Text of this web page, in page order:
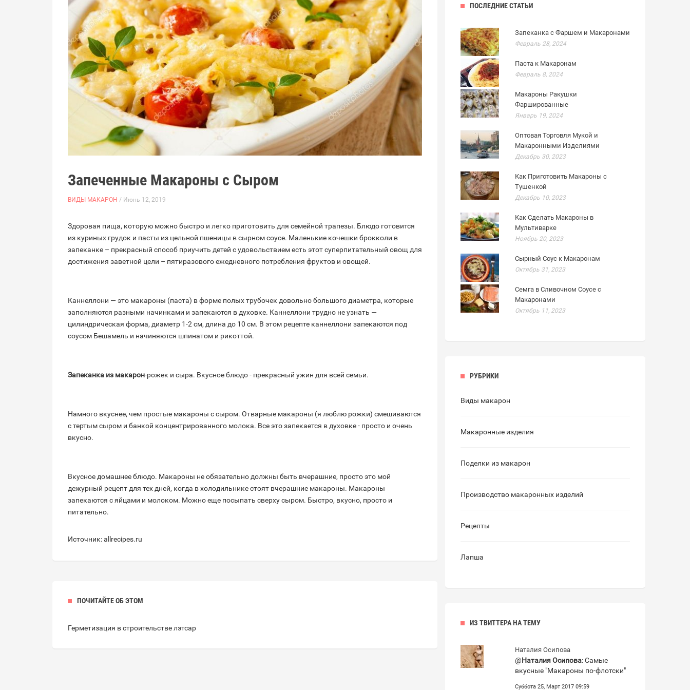
Запеченные Макароны с Сыром
ВИДЫ МАКАРОН / Июнь 12, 2019
Здоровая пища, которую можно быстро и легко приготовить для семейной трапезы. Блюдо готовится
из куриных грудок и пасты из цельной пшеницы в сырном соусе. Маленькие кочешки брокколи в
запеканке – прекрасный способ приучить детей с удовольствием есть этот суперпитательный овощ для
достижения заветной цели – пятиразового ежедневного потребления фруктов и овощей.
Каннеллони — это макароны (паста) в форме полых трубочек довольно большого диаметра, которые
заполняются разными начинками и запекаются в духовке. Каннеллони трудно не узнать —
цилиндрическая форма, диаметр 1-2 см, длина до 10 см. В этом рецепте каннеллони запекаются под
соусом Бешамель и начиняются шпинатом и рикоттой.
Запеканка из макарон-рожек и сыра. Вкусное блюдо - прекрасный ужин для всей семьи.
Намного вкуснее, чем простые макароны с сыром. Отварные макароны (я люблю рожки) смешиваются
с тертым сыром и банкой концентрированного молока. Все это запекается в духовке - просто и очень
вкусно.
Вкусное домашнее блюдо. Макароны не обязательно должны быть вчерашние, просто это мой
дежурный рецепт для тех дней, когда в холодильнике стоят вчерашние макароны. Макароны
запекаются с яйцами и молоком. Можно еще посыпать сверху сыром. Быстро, вкусно, просто и
питательно.
Источник: allrecipes.ru
ПОЧИТАЙТЕ ОБ ЭТОМ
Герметизация в строительстве лэтсар
ПОСЛЕДНИЕ СТАТЬИ
Запеканка с Фаршем и Макаронами
Февраль 28, 2024
Паста к Макаронам
Февраль 8, 2024
Макароны Ракушки
Фаршированные
Январь 19, 2024
Оптовая Торговля Мукой и
Макаронными Изделиями
Декабрь 30, 2023
Как Приготовить Макароны с
Тушенкой
Декабрь 10, 2023
Как Сделать Макароны в
Мультиварке
Ноябрь 20, 2023
Сырный Соус к Макаронам
Октябрь 31, 2023
Семга в Сливочном Соусе с
Макаронами
Октябрь 11, 2023
РУБРИКИ
Виды макарон
Макаронные изделия
Поделки из макарон
Производство макаронных изделий
Рецепты
Лапша
ИЗ ТВИТТЕРА НА ТЕМУ
Наталия Осипова
@Наталия Осипова: Самые
вкусные "Макароны по-флотски"
Суббота 25, Март 2017 09:59